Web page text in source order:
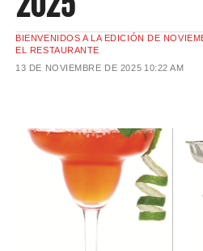
BIENVENIDOS A LA EDICIÓN DE
EL RESTAURANTE
13 DE NOVIEMBRE DE 2025 10:22 AM